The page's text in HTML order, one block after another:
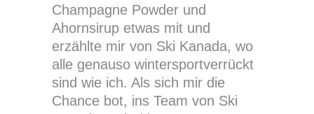
Champagne Powder und
Ahornsirup etwas mit und
erzählte mir von Ski Kanada, wo
alle genauso wintersportverrückt
sind wie ich. Als sich mir die
Chance bot, ins Team von Ski